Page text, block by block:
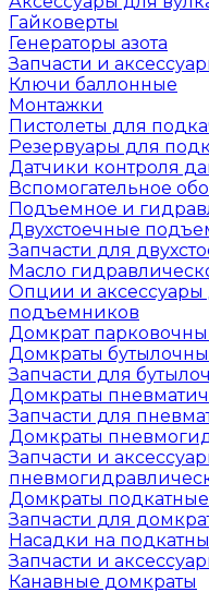
Гайковерты
Генераторы азота
Запчасти и
Ключи баллонные
Монтажки
Пистолеты для
Резервуары для
Датчики контроля
Вспомогательное
Подъемное и
Двухстоечные
Запчасти для
Масло
Опции и аксессуары
подъемников
Домкрат
Домкраты
Запчасти для
Домкраты
Запчасти для
Домкраты
Запчасти и
Домкраты подкатные
Запчасти для
Насадки на
Запчасти и
Канавные домкраты